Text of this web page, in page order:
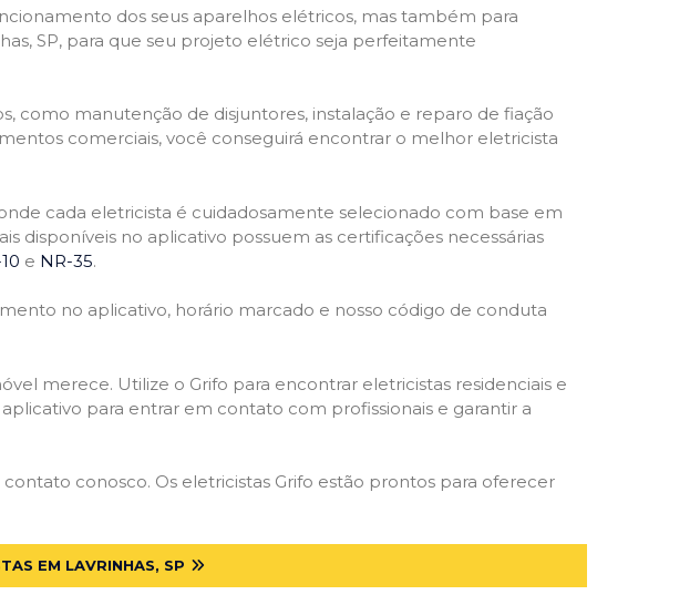
dos seus aparelhos elétricos, mas também para
SP, para que seu projeto elétrico seja perfeitamente
como manutenção de disjuntores, instalação e reparo de fiação
comerciais, você conseguirá encontrar o melhor eletricista
cada eletricista é cuidadosamente selecionado com base em
disponíveis no aplicativo possuem as certificações necessárias
e NR-35.
no aplicativo, horário marcado e nosso código de conduta
merece. Utilize o Grifo para encontrar eletricistas residenciais e
para entrar em contato com profissionais e garantir a
conosco. Os eletricistas Grifo estão prontos para oferecer
EM LAVRINHAS, SP